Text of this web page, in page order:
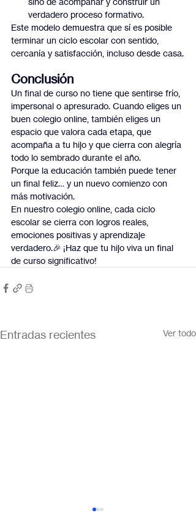
verdadero proceso formativo.
Este modelo demuestra que sí es posible
terminar un ciclo escolar con sentido,
cercanía y satisfacción, incluso desde casa.
Conclusión
Un final de curso no tiene que sentirse frío,
impersonal o apresurado. Cuando eliges un
buen colegio online, también eliges un
espacio que valora cada etapa, que
acompaña a tu hijo y que cierra con alegría
todo lo sembrado durante el año.
Porque la educación también puede tener
un final feliz… y un nuevo comienzo con
más motivación.
En nuestro colegio online, cada ciclo
escolar se cierra con logros reales,
emociones positivas y aprendizaje
verdadero.🎉 ¡Haz que tu hijo viva un final
de curso significativo!
Entradas recientes Ver todo